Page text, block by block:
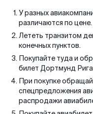
У разных
различаются по цене.
Лететь транзитом
конечных пунктов.
Покупайте туда и
билет Дортмунд
При покупке
спецпредложения
распродажи